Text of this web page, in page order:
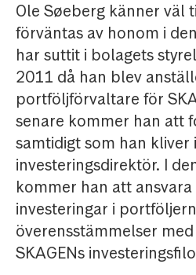
Ole Søeberg känner väl
förväntas av honom i
har suttit i bolagets
2011 då han blev
portföljförvaltare för
senare kommer han att
samtidigt som han kliver
investeringsdirektör. I
kommer han att
investeringar i
överensstämmelser
SKAGENs